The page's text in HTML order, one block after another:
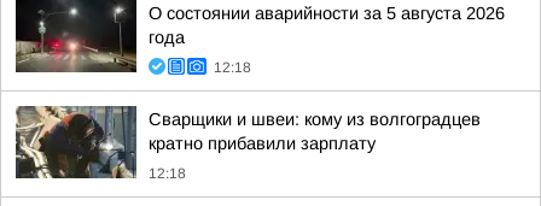
О состоянии аварийности за 5 августа 2026
года
12:18
Сварщики и швеи: кому из волгоградцев
кратно прибавили зарплату
12:18